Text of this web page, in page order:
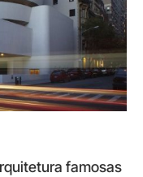
famosas